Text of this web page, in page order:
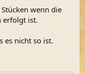
wenn die
erfolgt ist.
es nicht so ist.